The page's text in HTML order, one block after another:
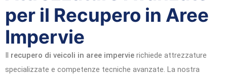
per il Recupero in Aree
Impervie
Il recupero di veicoli in aree impervie richiede attrezzature
specializzate e competenze tecniche avanzate. La nostra